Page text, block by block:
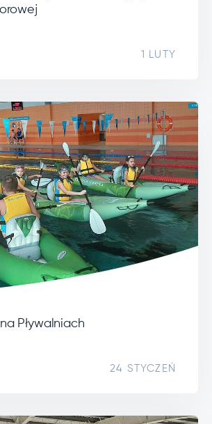
1 LUTY
Pływalniach
24 STYCZEŃ